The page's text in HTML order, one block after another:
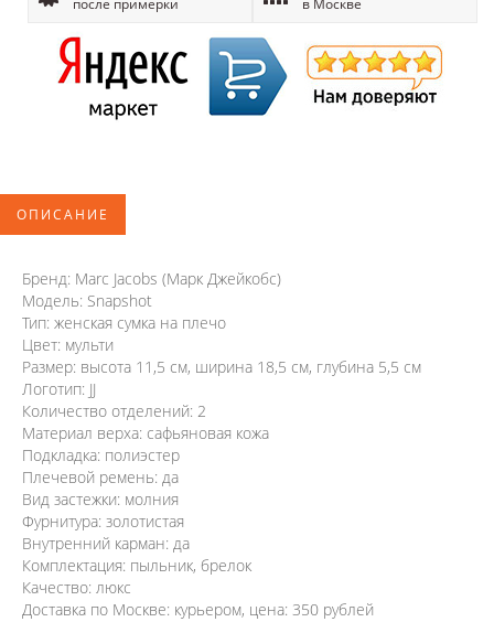
после примерки
в Москве
ОПИСАНИЕ
Бренд: Marc Jacobs (Марк Джейкобс)
Модель: Snapshot
Тип: женская сумка на плечо
Цвет: мульти
Размер: высота 11,5 см, ширина 18,5 см, глубина 5,5 см
Логотип: JJ
Количество отделений: 2
Материал верха: сафьяновая кожа
Подкладка: полиэстер
Плечевой ремень: да
Вид застежки: молния
Фурнитура: золотистая
Внутренний карман: да
Комплектация: пыльник, брелок
Качество: люкс
Доставка по Москве: курьером, цена: 350 рублей